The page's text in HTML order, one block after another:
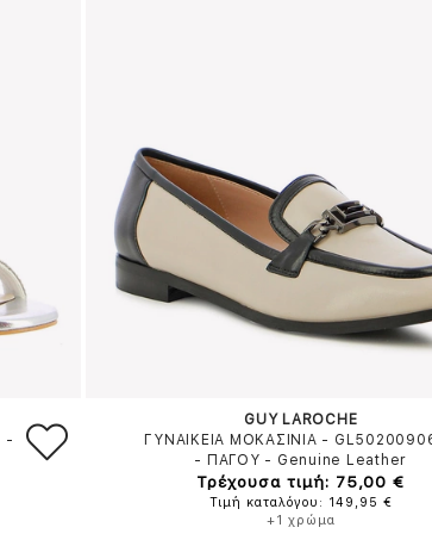
-
GUY LAROCHE
ΓΥΝΑΙΚΕΙΑ ΜΟΚΑΣΙΝΙΑ -
- ΠΑΓΟΥ - Genuine Leather
Τρέχουσα τιμή: 75,00 €
Τιμή καταλόγου: 149,95 €
+1 χρώμα